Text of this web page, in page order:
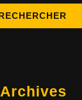
Archives